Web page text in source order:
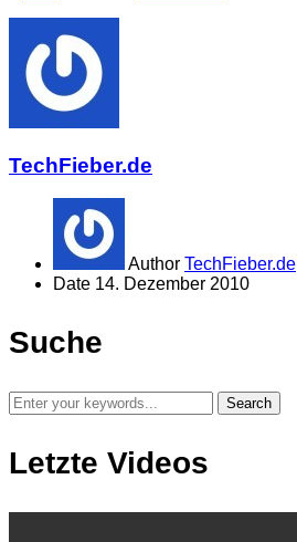
TechFieber.de
Author TechFieber.de
Date 14. Dezember 2010
Suche
Letzte Videos